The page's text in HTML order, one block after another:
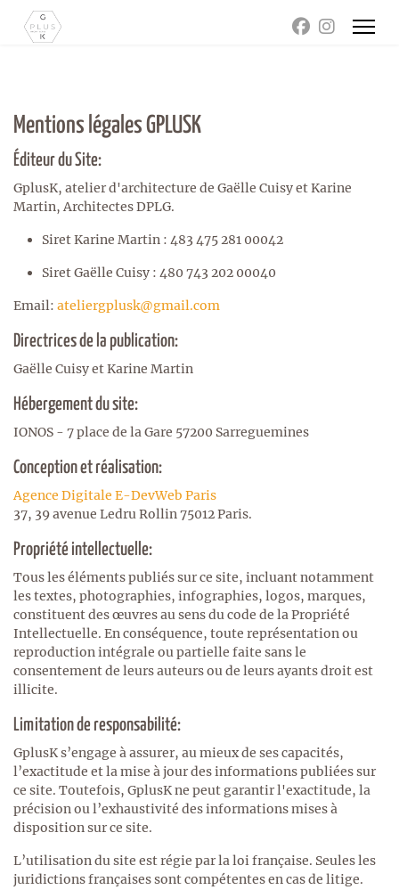
Mentions légales GPLUSK
Éditeur du Site:
GplusK, atelier d'architecture de Gaëlle Cuisy et Karine
Martin, Architectes DPLG.
Siret Karine Martin : 483 475 281 00042
Siret Gaëlle Cuisy : 480 743 202 00040
Email: ateliergplusk@gmail.com
Directrices de la publication:
Gaëlle Cuisy et Karine Martin
Hébergement du site:
IONOS - 7 place de la Gare 57200 Sarreguemines
Conception et réalisation:
Agence Digitale E-DevWeb Paris
37, 39 avenue Ledru Rollin 75012 Paris.
Propriété intellectuelle:
Tous les éléments publiés sur ce site, incluant notamment
les textes, photographies, infographies, logos, marques,
constituent des œuvres au sens du code de la Propriété
Intellectuelle. En conséquence, toute représentation ou
reproduction intégrale ou partielle faite sans le
consentement de leurs auteurs ou de leurs ayants droit est
illicite.
Limitation de responsabilité:
GplusK s’engage à assurer, au mieux de ses capacités,
l’exactitude et la mise à jour des informations publiées sur
ce site. Toutefois, GplusK ne peut garantir l'exactitude, la
précision ou l’exhaustivité des informations mises à
disposition sur ce site.
L’utilisation du site est régie par la loi française. Seules les
juridictions françaises sont compétentes en cas de litige.